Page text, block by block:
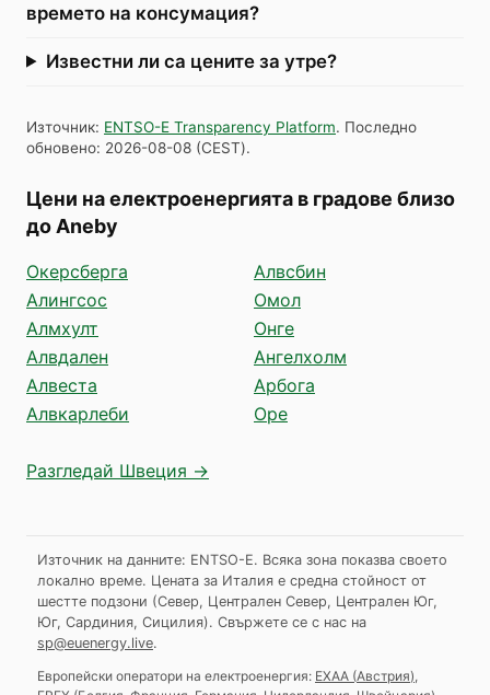
времето на консумация?
Известни ли са цените за утре?
Източник: ENTSO-E Transparency Platform. Последно
обновено: 2026-08-08 (CEST).
Цени на електроенергията в градове близо
до Aneby
Окерсберга
Алингсос
Алмхулт
Алвдален
Алвеста
Алвкарлеби
Алвсбин
Омол
Онге
Ангелхолм
Арбога
Оре
Разгледай Швеция →
Източник на данните: ENTSO-E. Всяка зона показва своето
локално време. Цената за Италия е средна стойност от
шестте подзони (Север, Централен Север, Централен Юг,
Юг, Сардиния, Сицилия). Свържете се с нас на
sp@euenergy.live.
Европейски оператори на електроенергия: EXAA (Австрия)